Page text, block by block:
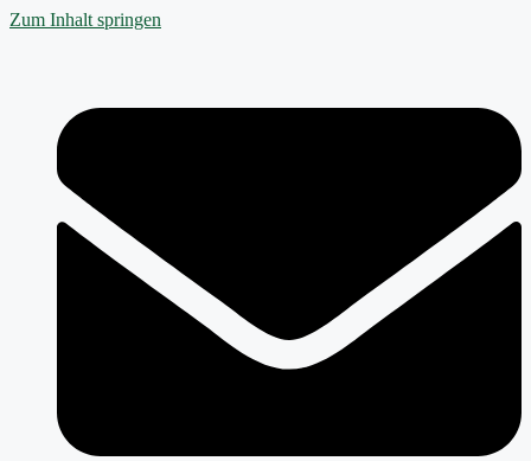
Zum Inhalt springen